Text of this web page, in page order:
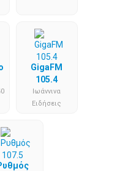
GigaFM
105.4
Iωάννινα
Ειδήσεις